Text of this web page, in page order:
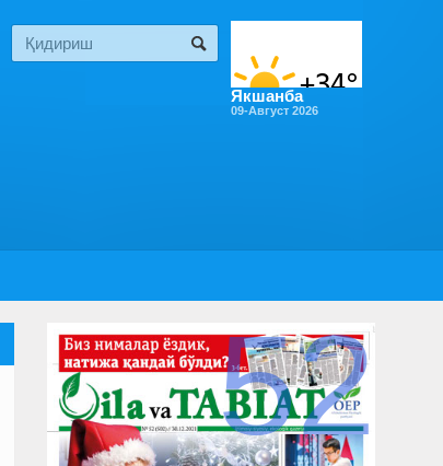
Якшанба
09-Август 2026
52